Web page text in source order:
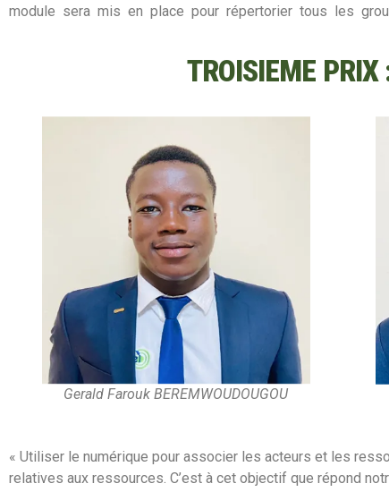
module sera mis en place pour répertorier tous les
TROISIEME PRIX
Gerald Farouk BEREMWOUDOUGOU
« Utiliser le numérique pour associer les acteurs et les
relatives aux ressources.​ C’est à cet objectif que répond